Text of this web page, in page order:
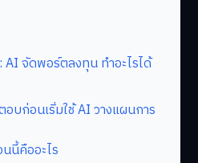
จัดพอร์ตลงทุน ทำอะไรได้
บก่อนเริ่มใช้ AI วางแผนการ
นี้คืออะไร